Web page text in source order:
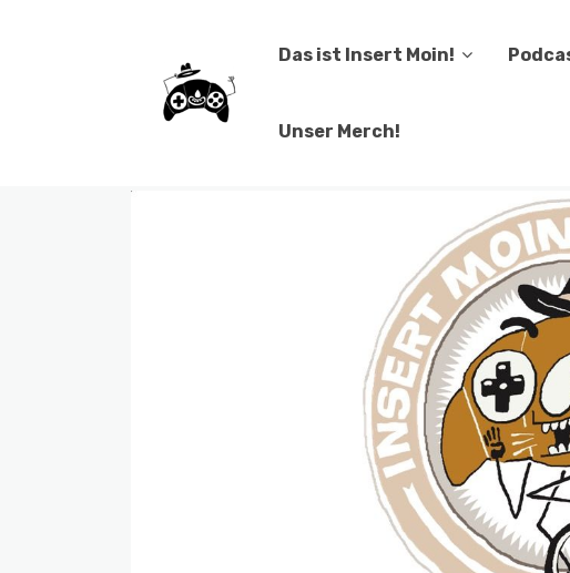
Das ist Insert Moin!
Unser Merch!